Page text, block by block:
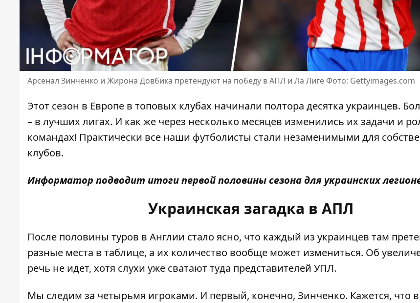
Арсенал Зинченко и Жирона Довбика претендуют на победу в АПЛ и Ла Лиге Фото: Gettyimages.com
Этот сезон в Европе в топовых клубах начинали полтора десятка украинцев.
– в лучших лигах. И как же через несколько месяцев изменились их задачи и
командах! Практически все наши футболисты стали незаменимыми для
клубов.
Информатор подводит итоги первой половины сезона для украинских
Украинская загадка в АПЛ
После половины туров в Англии стало ясно, что каждый из украинцев там
разные места в таблице, а их количество вообще может измениться. Об
речь не идет, хотя слухи уже сватают туда представителей УПЛ.
Мы следим за четырьмя игроками. И первый, конечно, Зинченко. Кажется, что